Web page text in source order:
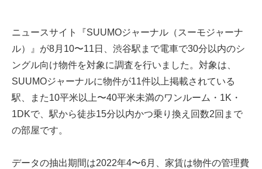
ニュースサイト『SUUMOジャーナル（スーモジャーナ
ル）』が8月10〜11日、渋谷駅まで電車で30分以内のシ
ングル向け物件を対象に調査を行いました。対象は、
SUUMOジャーナルに物件が11件以上掲載されている
駅、また10平米以上〜40平米未満のワンルーム・1K・
1DKで、駅から徒歩15分以内かつ乗り換え回数2回まで
の部屋です。
データの抽出期間は2022年4〜6月、家賃は物件の管理費